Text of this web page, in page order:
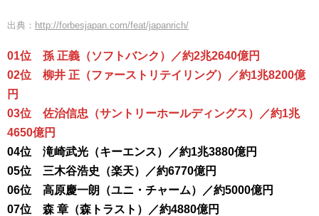
出典： http://forbesjapan.com/feat/japanrich/
01位 孫 正義（ソフトバンク）／約2兆2640億円
02位 柳井 正（ファーストリテイリング）／約1兆8200億
円
03位 佐治信忠（サントリーホールディングス）／約1兆
4650億円
04位 滝崎武光（キーエンス）／約1兆3880億円
05位 三木谷浩史（楽天）／約6770億円
06位 高原慶一朗（ユニ・チャーム）／約5000億円
07位 森 章（森トラスト）／約4880億円